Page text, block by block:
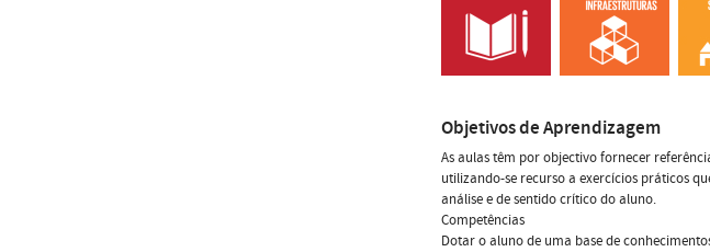
Objetivos de Aprendizagem
As aulas têm por objectivo fornecer
utilizando-se recurso a exercícios práticos
análise e de sentido crítico do aluno.
Competências
Dotar o aluno de uma base de